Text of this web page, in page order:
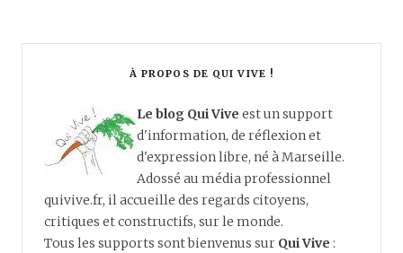
À PROPOS DE QUI VIVE !
Le blog Qui Vive est un support
d'information, de réflexion et
d'expression libre, né à Marseille.
Adossé au média professionnel
quivive.fr, il accueille des regards citoyens,
critiques et constructifs, sur le monde.
Tous les supports sont bienvenus sur Qui Vive :